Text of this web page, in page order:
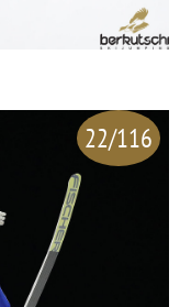
22/116